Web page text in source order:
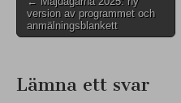
navigation
version av programmet och
anmälningsblankett
Lämna ett svar